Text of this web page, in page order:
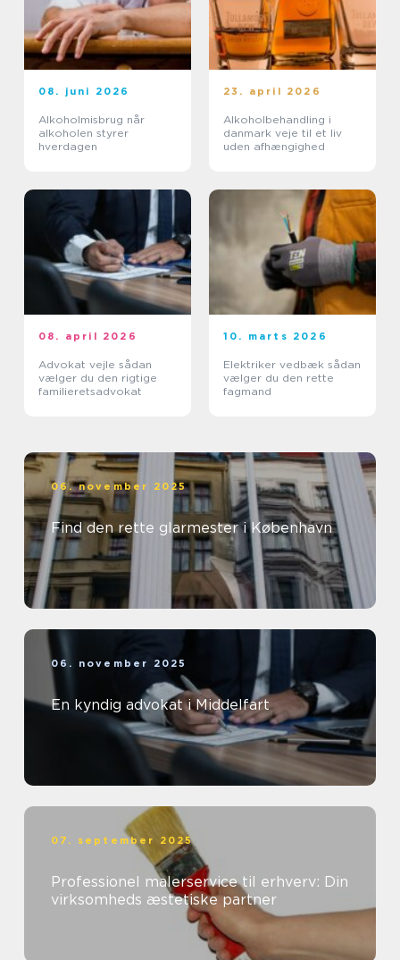
08. juni 2026
Alkoholmisbrug når
alkoholen styrer
hverdagen
23. april 2026
Alkoholbehandling i
danmark veje til et liv
uden afhængighed
08. april 2026
Advokat vejle sådan
vælger du den rigtige
familieretsadvokat
10. marts 2026
Elektriker vedbæk sådan
vælger du den rette
fagmand
06. november 2025
Find den rette glarmester i København
06. november 2025
En kyndig advokat i Middelfart
07. september 2025
Professionel malerservice til erhverv: Din
virksomheds æstetiske partner